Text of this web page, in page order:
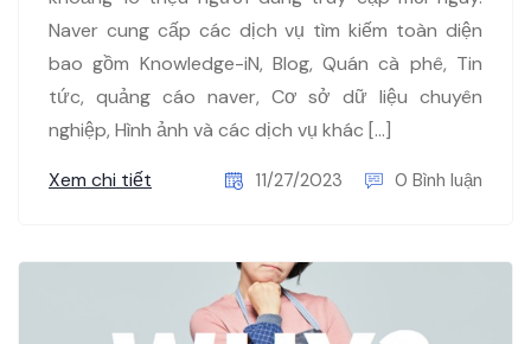
Naver cung cấp các dịch vụ tìm kiếm toàn diện
bao gồm Knowledge-iN, Blog, Quán cà phê, Tin
tức, quảng cáo naver, Cơ sở dữ liệu chuyên
nghiệp, Hình ảnh và các dịch vụ khác […]
Xem chi tiết
11/27/2023 0 Bình luận